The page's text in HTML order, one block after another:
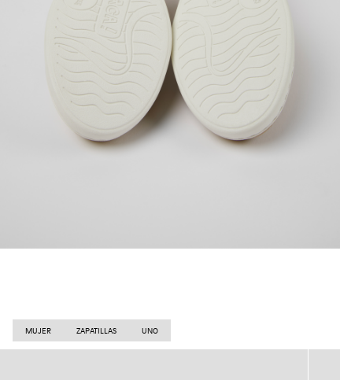
MUJER ZAPATILLAS UNO